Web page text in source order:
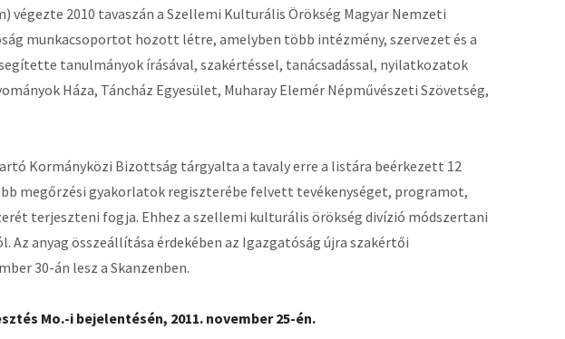
2010 tavaszán a Szellemi Kulturális Örökség Magyar Nemzeti
munkacsoportot hozott létre, amelyben több intézmény, szervezet és a
tanulmányok írásával, szakértéssel, tanácsadással, nyilatkozatok
Háza, Táncház Egyesület, Muharay Elemér Népművészeti Szövetség,
Kormányközi Bizottság tárgyalta a tavaly erre a listára beérkezett 12
megőrzési gyakorlatok regiszterébe felvett tevékenységet, programot,
terjeszteni fogja. Ehhez a szellemi kulturális örökség divízió módszertani
anyag összeállítása érdekében az Igazgatóság újra szakértői
30-án lesz a Skanzenben.
Mo.-i bejelentésén, 2011. november 25-én.